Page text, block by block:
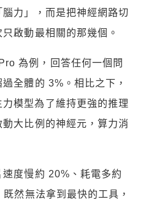
力」，而是把神經網路切
啟動最相關的那幾個。
為例，回答任何一個問
全體的 3%。相比之下，
模型為了維持更強的推理
大比例的神經元，算力消
度慢約 20%、耗電多約
然無法拿到最快的工具，